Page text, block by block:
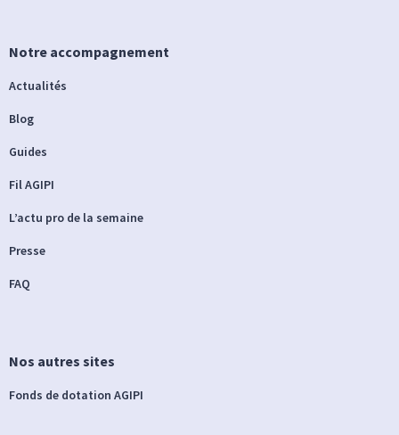
Notre accompagnement
Actualités
Blog
Guides
Fil AGIPI
L’actu pro de la semaine
Presse
FAQ
Nos autres sites
Fonds de dotation AGIPI